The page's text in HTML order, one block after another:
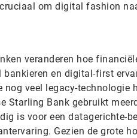
om digital fashion
veranderen hoe
en digital-first
veel legacy-technologie
Starling Bank gebruikt
is voor een datagerichte-
Gezien de grote